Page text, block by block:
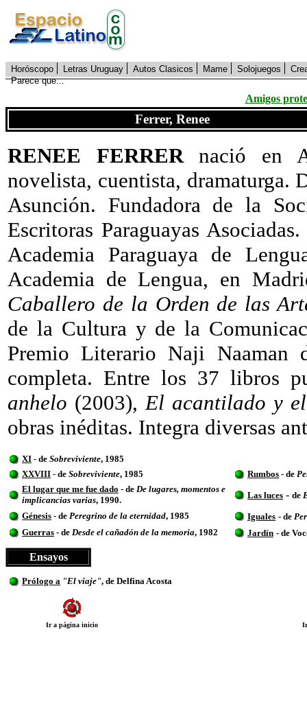
Horóscopo Letras Uruguay Autos Clasicos Mame Solojuegos
Parece que...
Amigos
Ferrer, Renee
RENEE FERRERnació en
novelista, cuentista, dramaturga.
Asunción. Fundadora de la
Escritoras Paraguayas
Academia Paraguaya de
Academia de Lengua, en
Caballero de la Orden de las
de la Cultura y de la
Premio Literario Naji
completa. Entre los 37 libros
anhelo (2003),El acantilado y
obras inéditas. Integra diversas
XI - de Sobreviviente, 1985
XXVIII - de Sobreviviente, 1985 Rumbos - de
El lugar que me fue dado - de De lugares, momentos e
implicancias varias, 1990. Las luces - de
Génesis - de Peregrino de la eternidad, 1985 Iguales - de
Guerras - de Desde el cañadón de la memoria, 1982 Jardín - de
Ensayos
Prólogo a "El viaje", de Delfina Acosta
Ir a página inicio